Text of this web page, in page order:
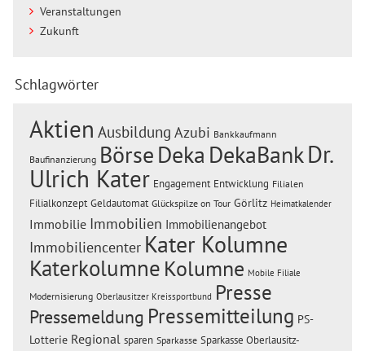
Veranstaltungen
Zukunft
Schlagwörter
Aktien Ausbildung Azubi Bankkaufmann
Baufinanzierung BörseDeka DekaBankDr.
Ulrich Kater Engagement Entwicklung Filialen
Filialkonzept Geldautomat Glückspilze on Tour Görlitz Heimatkalender
Immobilie Immobilien Immobilienangebot
Immobiliencenter Kater Kolumne
Katerkolumne Kolumne Mobile Filiale
Modernisierung Oberlausitzer Kreissportbund Presse
Pressemeldung Pressemitteilung PS-
Lotterie Regional sparen Sparkasse Sparkasse Oberlausitz-